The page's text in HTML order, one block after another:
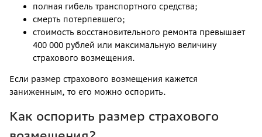
полная гибель транспортного средства;
смерть потерпевшего;
стоимость восстановительного ремонта превышает
400 000 рублей или максимальную величину
страхового возмещения.
Если размер страхового возмещения кажется
заниженным, то его можно оспорить.
Как оспорить размер страхового